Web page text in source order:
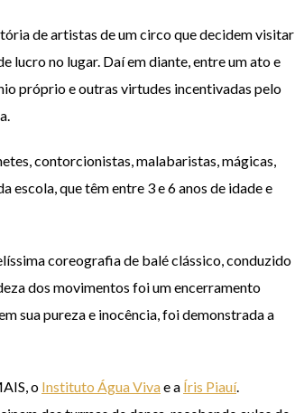
de artistas de um circo que decidem visitar
lucro no lugar. Daí em diante, entre um ato e
próprio e outras virtudes incentivadas pelo
contorcionistas, malabaristas, mágicas,
escola, que têm entre 3 e 6 anos de idade e
coreografia de balé clássico, conduzido
dos movimentos foi um encerramento
sua pureza e inocência, foi demonstrada a
o Instituto Água Vivae a Íris Piauí.